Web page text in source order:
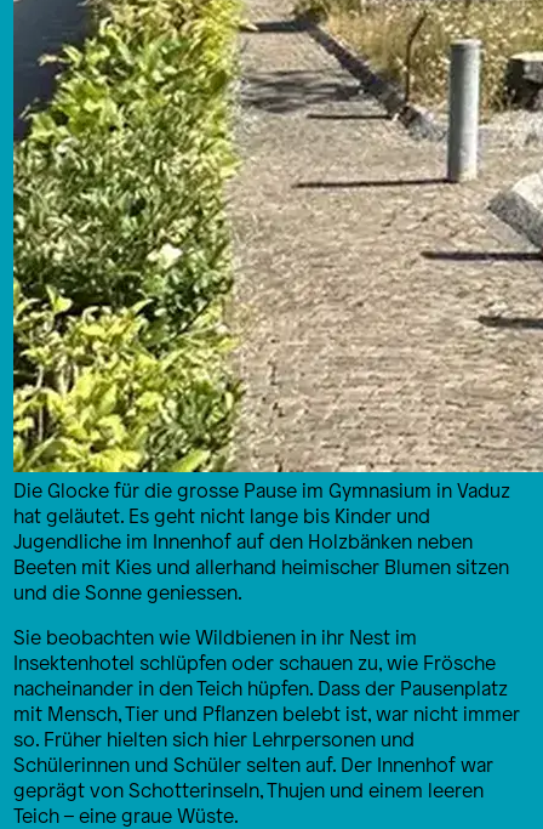
Die Glocke für die grosse Pause im Gymnasium in Vaduz
hat geläutet. Es geht nicht lange bis Kinder und
Jugendliche im Innenhof auf den Holzbänken neben
Beeten mit Kies und allerhand heimischer Blumen sitzen
und die Sonne geniessen.
Sie beobachten wie Wildbienen in ihr Nest im
Insektenhotel schlüpfen oder schauen zu, wie Frösche
nacheinander in den Teich hüpfen. Dass der Pausenplatz
mit Mensch, Tier und Pflanzen belebt ist, war nicht immer
so. Früher hielten sich hier Lehrpersonen und
Schülerinnen und Schüler selten auf. Der Innenhof war
geprägt von Schotterinseln, Thujen und einem leeren
Teich – eine graue Wüste.